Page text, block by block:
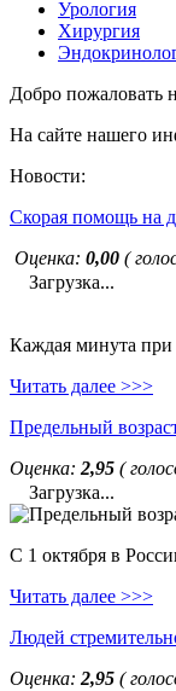
Урология
Хирургия
Добро
На сайте нашего
Новости:
Скорая помощь на
Оценка: 0,00 (
Загрузка...
Каждая минута при
Читать далее >>>
Предельный
Оценка: 2,95 (
Загрузка...
С 1 октября в
Читать далее >>>
Людей
Оценка: 2,95 (